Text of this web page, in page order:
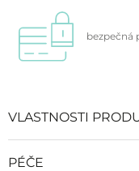
bezpečná
VLASTNOSTI
PÉČE